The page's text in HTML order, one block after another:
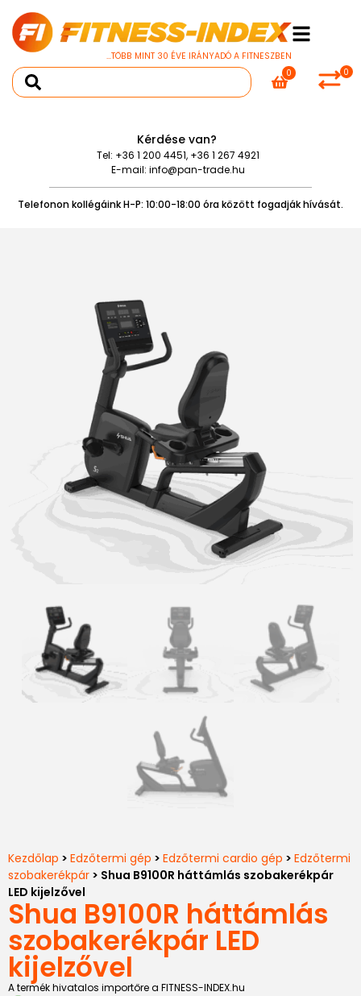
...TÖBB MINT 30 ÉVE IRÁNYADÓ A FITNESZBEN
0
0
Kérdése van?
Tel: +36 1 200 4451, +36 1 267 4921
E-mail: info@pan-trade.hu
Telefonon kollégáink H-P: 10:00-18:00 óra között fogadják hívását.
Kezdőlap > Edzőtermi gép > Edzőtermi cardio gép > Edzőtermi
szobakerékpár > Shua B9100R háttámlás szobakerékpár
LED kijelzővel
Shua B9100R háttámlás
szobakerékpár LED
kijelzővel
A termék hivatalos importőre a FITNESS-INDEX.hu